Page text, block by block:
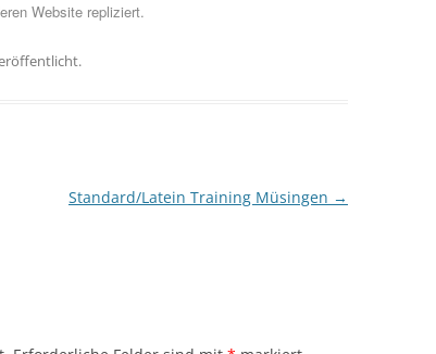
Website repliziert.
Standard/Latein Training Müsingen →